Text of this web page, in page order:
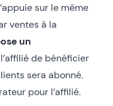
sur le même
ventes à la
un
de bénéficier
sera abonné.
pour l’affilié.